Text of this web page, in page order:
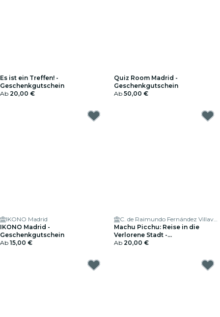
Es ist ein Treffen! -
Geschenkgutschein
Ab 20,00 €
Quiz Room Madrid -
Geschenkgutschein
Ab 50,00 €
IKONO Madrid
IKONO Madrid -
Geschenkgutschein
Ab 15,00 €
C. de Raimundo Fernández Villaverde, 57
Machu Picchu: Reise in die
Verlorene Stadt -
Geschenkgutschein
Ab 20,00 €